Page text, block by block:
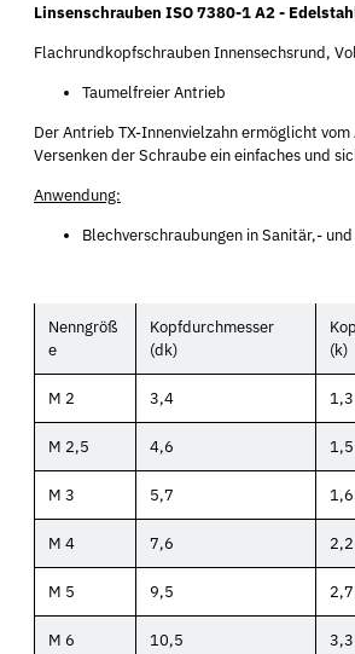
Linsenschrauben ISO 7380-1 A2 -
Flachrundkopfschrauben Innensechsrund,
Taumelfreier Antrieb
Der Antrieb TX-Innenvielzahn ermöglicht vom
Versenken der Schraube ein einfaches und
Anwendung:
Blechverschraubungen in Sanitär,-
Nenngröß
e
Kopfdurchmesser
(dk)
(k)
M 2 3,4 1,3
M 2,5 4,6 1,5
M 3 5,7
M 4 7,6 2,2
M 5 9,5
M 6 10,5 3,3